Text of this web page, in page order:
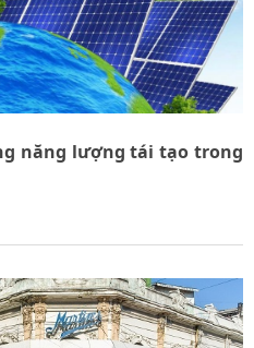
năng lượng tái tạo trong